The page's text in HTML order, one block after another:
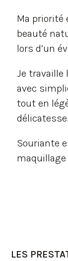
Ma priorité
beauté
lors d’un
Je travaille
avec
tout en
délicatesse.
Souriante
maquillage
LES